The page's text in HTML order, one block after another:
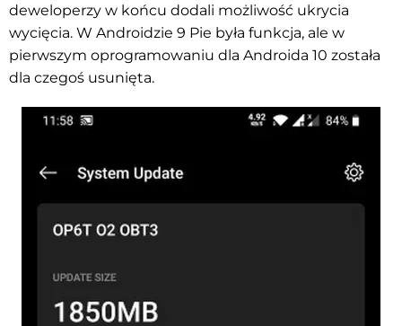
deweloperzy w końcu dodali możliwość ukrycia
wycięcia. W Androidzie 9 Pie była funkcja, ale w
pierwszym oprogramowaniu dla Androida 10 została
dla czegoś usunięta.